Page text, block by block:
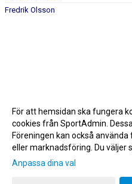
Fredrik Olsson
Gå till
För att hemsidan ska fungera
cookies från SportAdmin.
Föreningen kan också
eller marknadsföring. Du väljer
Anpassa dina val